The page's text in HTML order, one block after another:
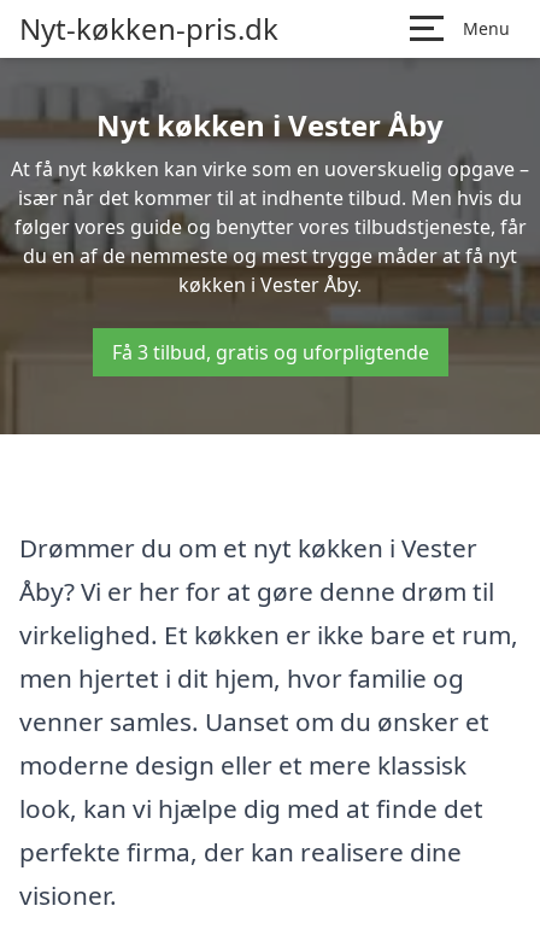
Nyt-køkken-pris.dk Menu
Nyt køkken i Vester Åby
At få nyt køkken kan virke som en uoverskuelig opgave –
især når det kommer til at indhente tilbud. Men hvis du
følger vores guide og benytter vores tilbudstjeneste, får
du en af de nemmeste og mest trygge måder at få nyt
køkken i Vester Åby.
Få 3 tilbud, gratis og uforpligtende
Drømmer du om et nyt køkken i Vester
Åby? Vi er her for at gøre denne drøm til
virkelighed. Et køkken er ikke bare et rum,
men hjertet i dit hjem, hvor familie og
venner samles. Uanset om du ønsker et
moderne design eller et mere klassisk
look, kan vi hjælpe dig med at finde det
perfekte firma, der kan realisere dine
visioner.